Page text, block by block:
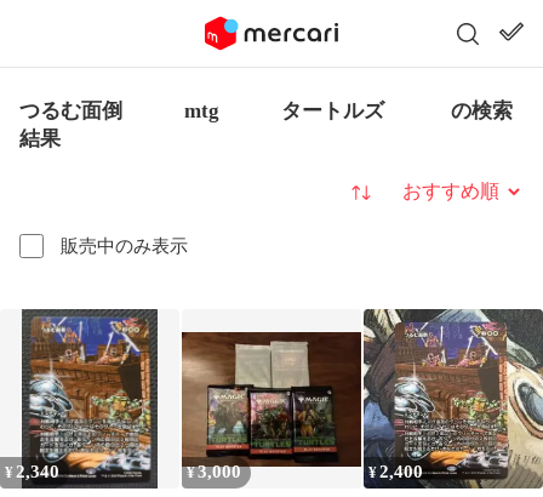
つるむ面倒 mtg タートルズ の検索
結果
販売中のみ表示
並び替え
¥ 2,340 ¥3,000 ¥2,400